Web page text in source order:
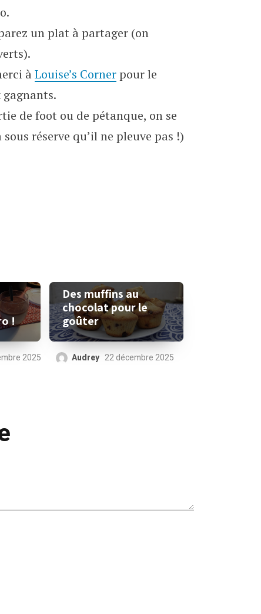
un plat à partager (on
à Louise’s Cornerpour le
de foot ou de pétanque, on se
réserve qu’il ne pleuve pas !)
!
2025
Des muffins au
chocolat pour le
goûter
Audrey 22 décembre 2025